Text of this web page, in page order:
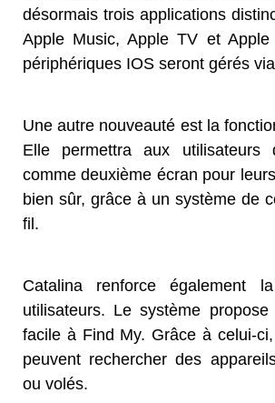
désormais trois applications
Apple Music, Apple TV et Apple
périphériques IOS seront gérés
Une autre nouveauté est la
Elle permettra aux utilisateurs
comme deuxième écran pour
bien sûr, grâce à un système de
fil.
Catalina renforce également
utilisateurs. Le système
facile à Find My. Grâce à celui-
peuvent rechercher des
ou volés.